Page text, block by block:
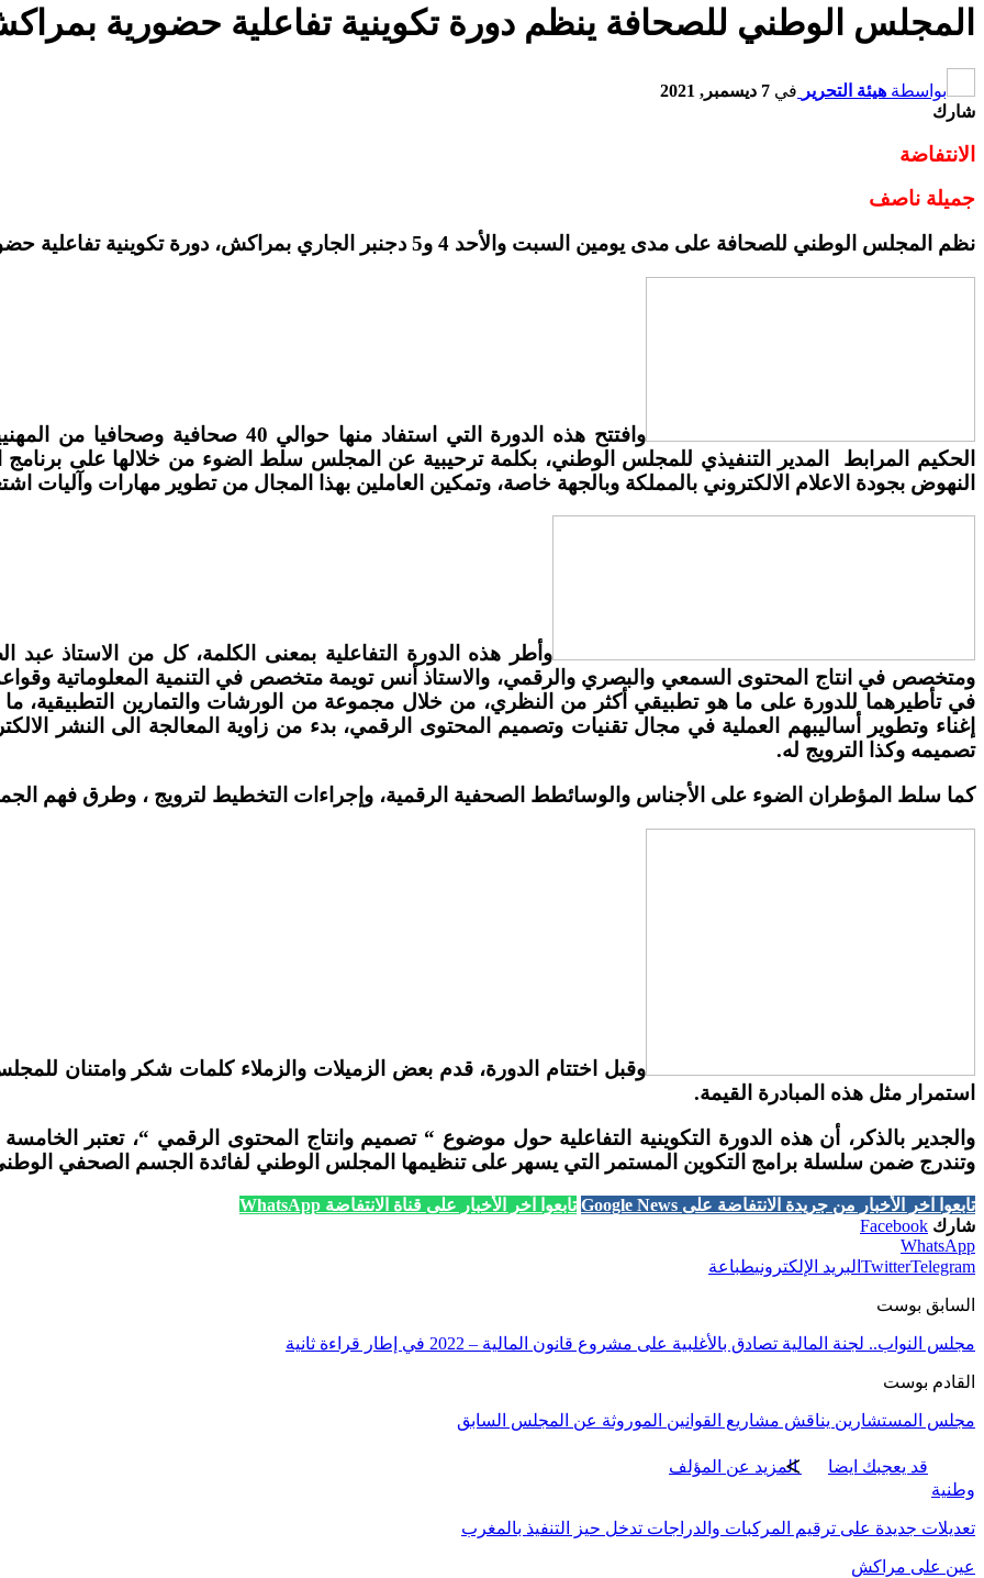
المجلس الوطني للصحافة ينظم دورة تكوينية تفاعلية حضورية
بواسطة هيئة التحرير في 7 ديسمبر, 2021
شارك
الانتفاضة
جميلة ناصف
نظم المجلس الوطني للصحافة على مدى يومين السبت والأحد
و5 دجنبر الجاري بمراكش، دورة تكوينية تفاعلية
وافتتح هذه الدورة التي استفاد منها حوالي
صحافية وصحافيا من
الحكيم المرابط المدير التنفيذي للمجلس الوطني، بكلمة ترحيبية عن المجلس سلط الضوء من خلالها على برنامج
النهوض بجودة الاعلام الالكتروني بالمملكة وبالجهة خاصة، وتمكين العاملين بهذا المجال من تطوير مهارات وآليات
وأطر هذه الدورة التفاعلية بمعنى الكلمة، كل من الاستاذ عبد
ومتخصص في انتاج المحتوى السمعي والبصري والرقمي، والاستاذ أنس تويمة متخصص في التنمية المعلوماتية
في تأطيرهما للدورة على ما هو تطبيقي أكثر من النظري، من خلال مجموعة من الورشات والتمارين التطبيقية، ما
إغناء وتطوير أساليبهم العملية في مجال تقنيات وتصميم المحتوى الرقمي، بدء من زاوية المعالجة الى النشر
تصميمه وكذا الترويج له.
كما سلط المؤطران الضوء على الأجناس والوسائطط الصحفية الرقمية، وإجراءات التخطيط لترويج ، وطرق فهم
وقبل اختتام الدورة، قدم بعض الزميلات والزملاء كلمات شكر وامتنان
استمرار مثل هذه المبادرة القيمة.
والجدير بالذكر، أن هذه الدورة التكوينية التفاعلية حول موضوع “ تصميم وانتاج المحتوى الرقمي “، تعتبر
وتندرج ضمن سلسلة برامج التكوين المستمر التي يسهر على تنظيمها المجلس الوطني لفائدة الجسم الصحفي
تابعوا آخر الأخبار من جريدة الانتفاضة على Google News
تابعوا آخر الأخبار على قناة الانتفاضة WhatsApp
شارك Facebook
WhatsApp
TwitterTelegram البريد الإلكترونيطباعة
السابق بوست
مجلس النواب.. لجنة المالية تصادق بالأغلبية على مشروع قانون المالية – 2022 في إطار قراءة ثانية
القادم بوست
مجلس المستشارين يناقش مشاريع القوانين الموروثة عن المجلس السابق
قد يعجبك ايضا
المزيد عن المؤلف
وطنية
تعديلات جديدة على ترقيم المركبات والدراجات تدخل حيز التنفيذ بالمغرب
عين على مراكش